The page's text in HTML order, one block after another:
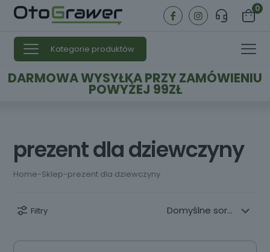
0
Kategorie produktów
DARMOWA WYSYŁKA PRZY ZAMÓWIENIU
POWYŻEJ 99ZŁ
prezent dla dziewczyny
Home-Sklep-prezent dla dziewczyny
Filtry